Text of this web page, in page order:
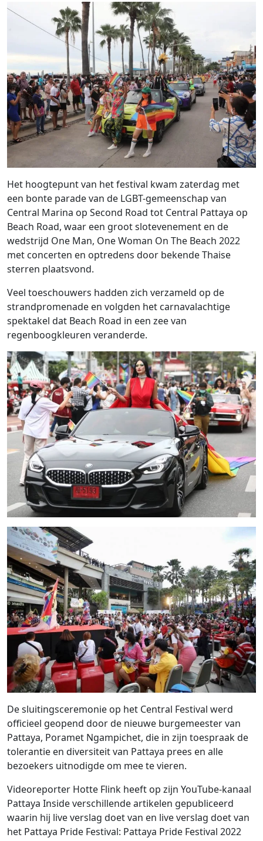
Het hoogtepunt van het festival kwam zaterdag met
een bonte parade van de LGBT-gemeenschap van
Central Marina op Second Road tot Central Pattaya op
Beach Road, waar een groot slotevenement en de
wedstrijd One Man, One Woman On The Beach 2022
met concerten en optredens door bekende Thaise
sterren plaatsvond.
Veel toeschouwers hadden zich verzameld op de
strandpromenade en volgden het carnavalachtige
spektakel dat Beach Road in een zee van
regenboogkleuren veranderde.
De sluitingsceremonie op het Central Festival werd
officieel geopend door de nieuwe burgemeester van
Pattaya, Poramet Ngampichet, die in zijn toespraak de
tolerantie en diversiteit van Pattaya prees en alle
bezoekers uitnodigde om mee te vieren.
Videoreporter Hotte Flink heeft op zijn YouTube-kanaal
Pattaya Inside verschillende artikelen gepubliceerd
waarin hij live verslag doet van en live verslag doet van
het Pattaya Pride Festival: Pattaya Pride Festival 2022